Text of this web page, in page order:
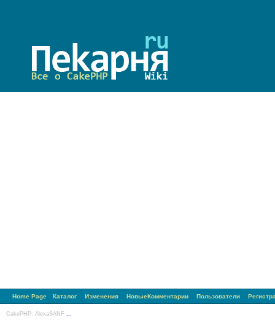
Home Page Каталог Изменения НовыеКомментарии Пользователи
CakePHP: AlexaSANF